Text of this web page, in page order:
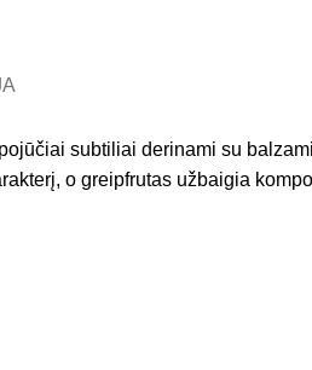
subtiliai derinami su
o greipfrutas užbaigia